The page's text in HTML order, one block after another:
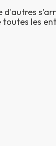
d'autres
les